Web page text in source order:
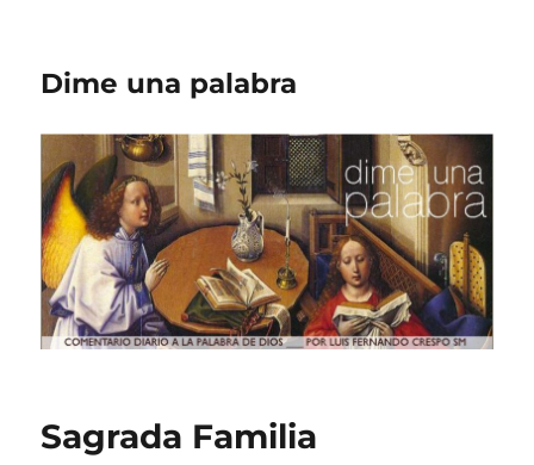
Dime una palabra
Sagrada Familia